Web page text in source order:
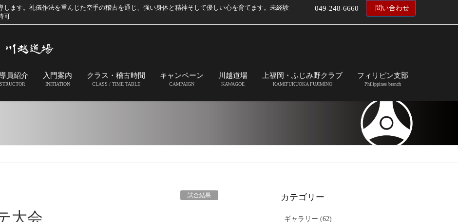
ます。礼儀作法を重んじた空手の稽古を通じ、強い身体と精神そして優しい心を育てます。未経験
可
049-248-6660 問い合わせ
員紹介 入門案内
INITIATION
クラス・稽古時間
CLASS / TIME TABLE
キャンペーン
CAMPAIGN
川越道場
KAWAGOE
上福岡・ふじみ野クラブ
KAMIFUKUOKA FUJIMINO
フィリピン支部
Philippines branch
試合結果
大会
カテゴリー
ギャラリー (62)